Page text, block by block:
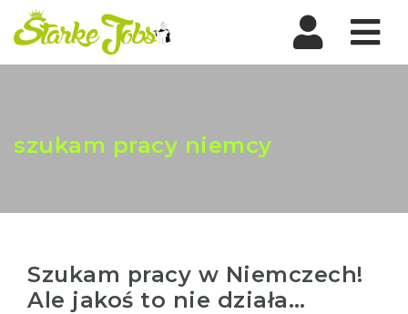
szukam pracy niemcy
Szukam pracy w Niemczech!
Ale jakoś to nie działa…